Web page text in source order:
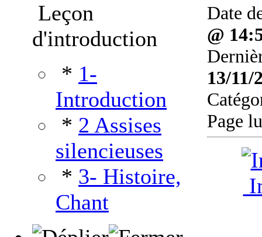
Leçon
d'introduction
* 1-
Introduction
* 2 Assises
silencieuses
* 3- Histoire,
Chant
Date
@
13/11/
Page